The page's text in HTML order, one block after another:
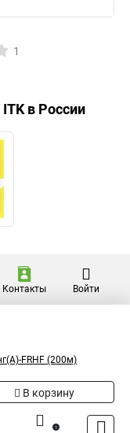
1
ITKв России
Контакты Войти
FRHF (200м)
В корзину
1